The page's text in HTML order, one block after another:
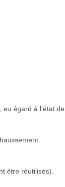
égard à l’état de
être réutilisés).